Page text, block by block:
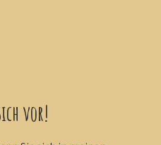
vor!